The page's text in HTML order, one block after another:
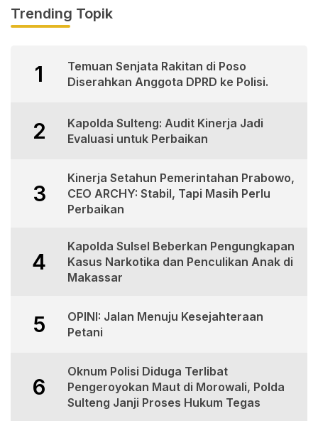
Trending Topik
1
Temuan Senjata Rakitan di Poso
Diserahkan Anggota DPRD ke Polisi.
2
Kapolda Sulteng: Audit Kinerja Jadi
Evaluasi untuk Perbaikan
3
Kinerja Setahun Pemerintahan Prabowo,
CEO ARCHY: Stabil, Tapi Masih Perlu
Perbaikan
4
Kapolda Sulsel Beberkan Pengungkapan
Kasus Narkotika dan Penculikan Anak di
Makassar
5
OPINI: Jalan Menuju Kesejahteraan
Petani
6
Oknum Polisi Diduga Terlibat
Pengeroyokan Maut di Morowali, Polda
Sulteng Janji Proses Hukum Tegas